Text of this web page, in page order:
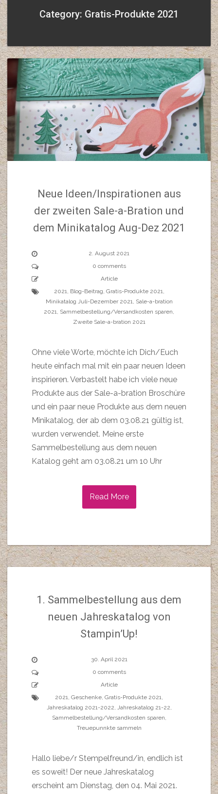
Category: Gratis-Produkte 2021
Neue Ideen/Inspirationen aus
der zweiten Sale-a-Bration und
dem Minikatalog Aug-Dez 2021
2. August 2021
0 comments
Article
2021, Blog-Beitrag, Gratis-Produkte 2021,
Minikatalog Juli-Dezember 2021, Sale-a-bration
2021, Sammelbestellung/Versandkosten sparen,
Zweite Sale-a-bration 2021
Ohne viele Worte, möchte ich Dich/Euch
heute einfach mal mit ein paar neuen Ideen
inspirieren. Verbastelt habe ich viele neue
Produkte aus der Sale-a-bration Broschüre
und ein paar neue Produkte aus dem neuen
Minikatalog, der ab dem 03.08.21 gültig ist,
wurden verwendet. Meine erste
Sammelbestellung aus dem neuen
Katalog geht am 03.08.21 um 10 Uhr
Read More
1. Sammelbestellung aus dem
neuen Jahreskatalog von
Stampin’Up!
30. April 2021
0 comments
Article
2021, Geschenke, Gratis-Produkte 2021,
Jahreskatalog 2021-2022, Jahreskatalog 21-22,
Sammelbestellung/Versandkosten sparen,
Treuepunnkte sammeln
Hallo liebe/r Stempelfreund/in, endlich ist
es soweit! Der neue Jahreskatalog
erscheint am Dienstag, den 04. Mai 2021.